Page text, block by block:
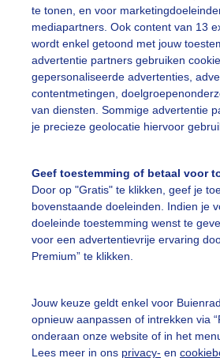
te tonen, en voor
mediapartners. Ook content van 13
wordt enkel getoond met jouw
advertentie partners gebruiken
gepersonaliseerde advertenties,
contentmetingen,
van diensten. Sommige advertentie
je precieze geolocatie hiervoor
Geef toestemming of betaal voor
Door op "Gratis" te klikken, geef je
bovenstaande doeleinden. Indien je
doeleinde toestemming wenst te
voor een advertentievrije ervaring
Premium” te klikken.
Jouw keuze geldt enkel voor
opnieuw aanpassen of intrekken via
onderaan onze website of in het
Lees meer in ons privacy- en
slideshow
vragen